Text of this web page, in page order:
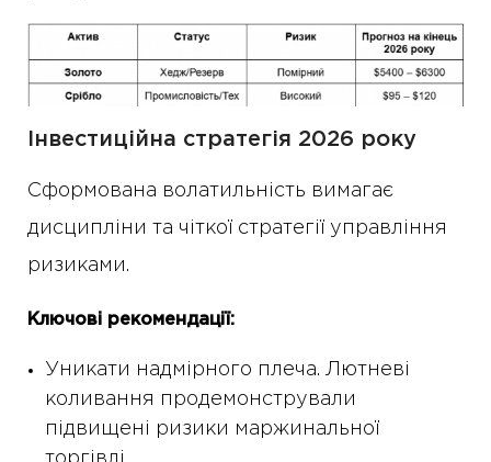
Інвестиційна стратегія 2026 року
Сформована волатильність вимагає
дисципліни та чіткої стратегії управління
ризиками.
Ключові рекомендації:
Уникати надмірного плеча. Лютневі
коливання продемонстрували
підвищені ризики маржинальної
торгівлі.